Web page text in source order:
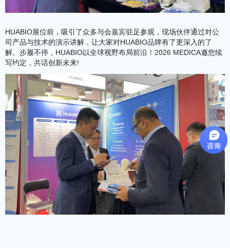
HUABIO展位前，吸引了众多与会嘉宾驻足参观，现场伙伴通过对公
司产品与技术的演示讲解，让大家对HUABIO品牌有了更深入的了
解。步履不停，HUABIO以全球视野布局前沿！2026 MEDICA邀您续
写约定，共话创新未来!